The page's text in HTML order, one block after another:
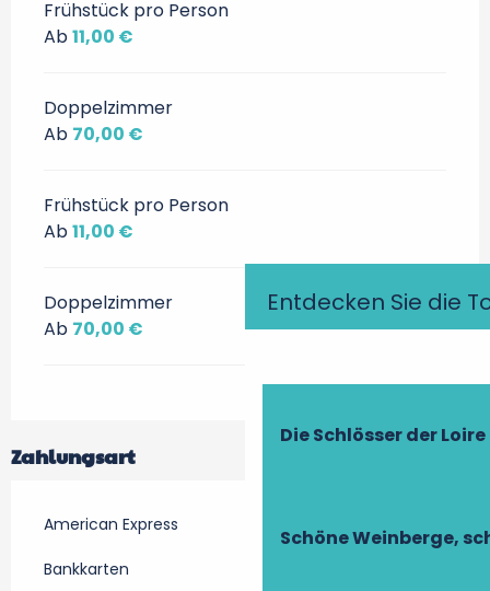
Entdecken Sie die
Die Schlösser der Loire
Schöne Weinberge,
Frühstück pro Person
Ab11,00 €
Doppelzimmer
Ab 70,00 €
Frühstück pro Person
Ab11,00 €
Doppelzimmer
Ab 70,00 €
Zahlungsart
American Express
Bankkarten